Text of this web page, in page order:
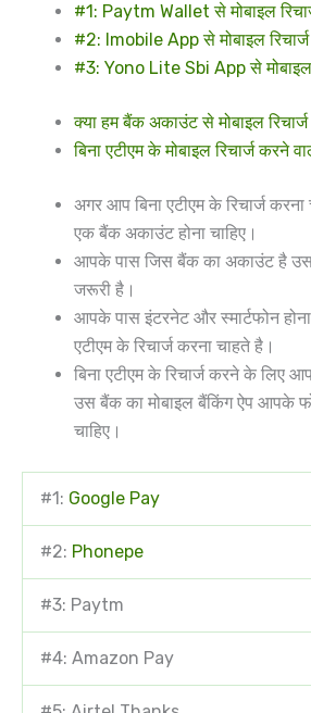
#1: Paytm Wallet से मोबाइल
#2: Imobile App से मोबाइल
#3: Yono Lite Sbi App से मोबाइल
क्या हम बैंक अकाउंट से मोबाइल
बिना एटीएम के मोबाइल रिचार्ज करने
अगर आप बिना एटीएम के रिचार्ज
एक बैंक अकाउंट होना चाहिए।
आपके पास जिस बैंक का अकाउंट है
जरूरी है।
आपके पास इंटरनेट और स्मार्टफोन
एटीएम के रिचार्ज करना चाहते है।
बिना एटीएम के रिचार्ज करने के
उस बैंक का मोबाइल बैंकिंग ऐप आपके
चाहिए।
#1: Google Pay
#2: Phonepe
#3: Paytm
#4: Amazon Pay